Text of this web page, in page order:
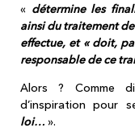
« détermine les
ainsi du traitement
effectue, et « doit,
responsable de ce
Alors ? Comme
d’inspiration pour
loi… ».